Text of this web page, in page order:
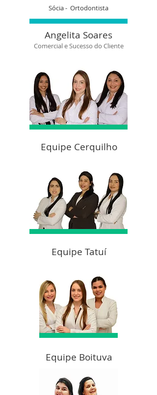
Sócia - Ortodontista
Angelita Soares
Comercial e Sucesso do Cliente
Equipe Cerquilho
Equipe Tatuí
Equipe Boituva